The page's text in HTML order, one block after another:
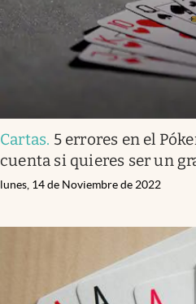
Cartas. 5 errores en el
cuenta si quieres ser un
lunes, 14 de Noviembre de 2022